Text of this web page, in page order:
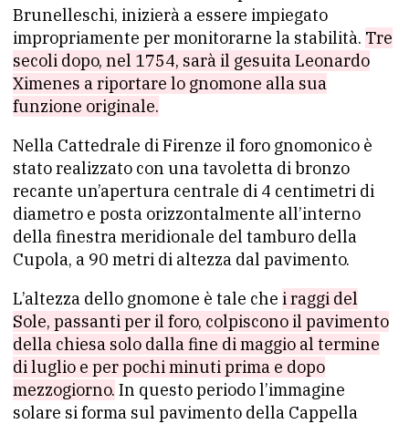
Brunelleschi, inizierà a essere impiegato
impropriamente per monitorarne la stabilità. Tre
secoli dopo, nel 1754, sarà il gesuita Leonardo
Ximenes a riportare lo gnomone alla sua
funzione originale.
Nella Cattedrale di Firenze il foro gnomonico è
stato realizzato con una tavoletta di bronzo
recante un’apertura centrale di 4 centimetri di
diametro e posta orizzontalmente all’interno
della finestra meridionale del tamburo della
Cupola, a 90 metri di altezza dal pavimento.
L’altezza dello gnomone è tale che i raggi del
Sole, passanti per il foro, colpiscono il pavimento
della chiesa solo dalla fine di maggio al termine
di luglio e per pochi minuti prima e dopo
mezzogiorno. In questo periodo l’immagine
solare si forma sul pavimento della Cappella